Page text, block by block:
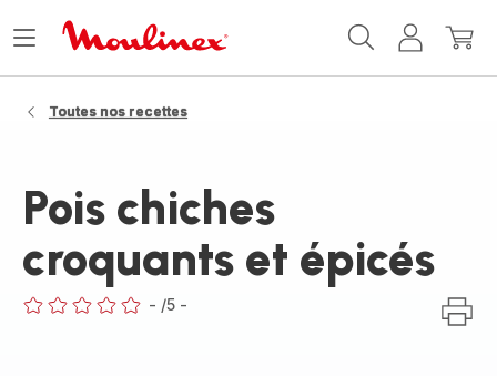
MonMon
Ouvrir
Toutes nos recettes
Pois chiches
croquants et épicés
- /5 -